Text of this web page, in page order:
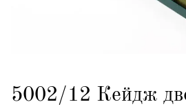
5002/12 Кейдж